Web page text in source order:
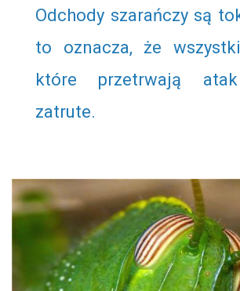
Odchody szarańczy są
to oznacza, że
które przetrwają
zatrute.